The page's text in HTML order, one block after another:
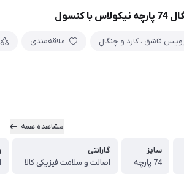
قاشق ، کارد و چنگال علاقه‌مندی
مشاهده همه
سایز
74 پارچه
گارانتی
اصالت و سلامت فیزیکی کالا